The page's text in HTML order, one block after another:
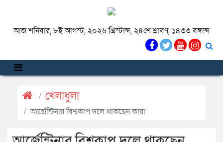
আজ শনিবার, ৮ই আগস্ট, ২০২৬ খ্রিস্টাব্দ, ২৪শে শ্রাবণ, ১৪৩৩ বঙ্গাব্দ
খেলাধুলা
আর্জেন্টিনার বিশ্বকাপ দলে থাকছেন কারা